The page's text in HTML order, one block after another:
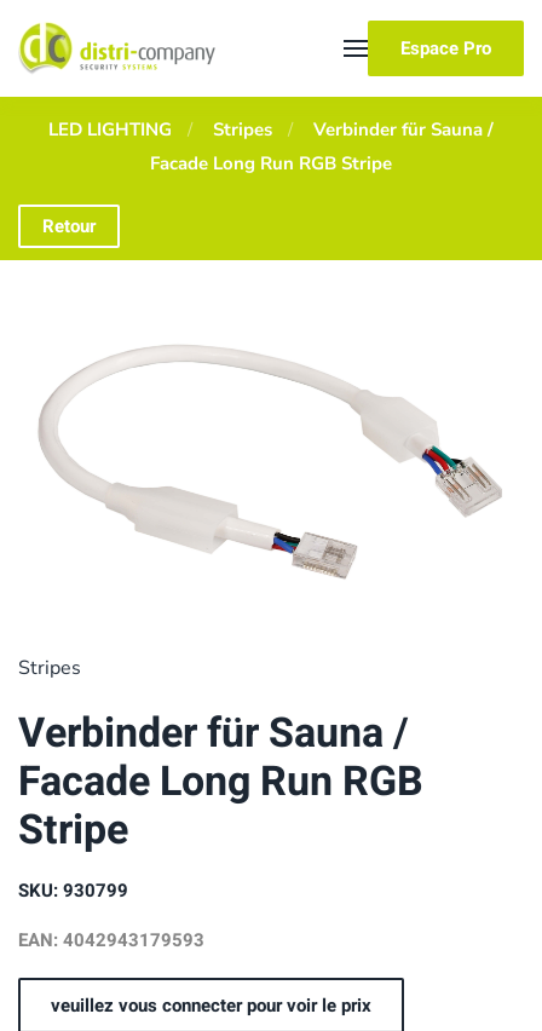
Skip to main content
Espace Pro
LED LIGHTING Stripes
Verbinder für Sauna /
Facade Long Run RGB Stripe
Retour
Stripes
Verbinder für Sauna /
Facade Long Run RGB
Stripe
SKU: 930799
EAN: 4042943179593
veuillez vous connecter pour voir le prix